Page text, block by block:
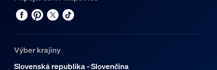
Výber krajiny
Slovenská republika - Slovenčina